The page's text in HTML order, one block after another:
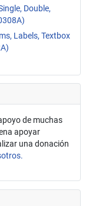
Double,
Labels, Textbox
de muchas
apoyar
una donación